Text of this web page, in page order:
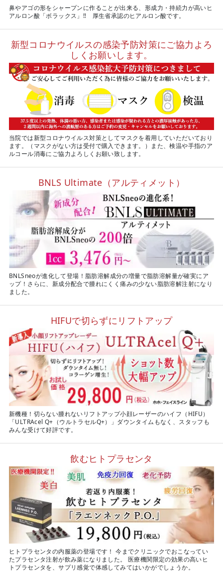
鼻やアゴの形をシャープンに作ることが出来る、形成力・持続力が高いヒ
アルロン酸「ボラックス」‼ 厚生省承認のヒアルロン酸です。
新型コロナウイルスの感染予防対策にご協力よろ
しくお願いします。
当院では新型コロナウイルス対策としてマスクを着用していただいており
ます。（マスクがない方は受付で購入できます。）また、検温や手指のア
ルコール消毒にご協力よろしくお願い致します。
BNLS Ultimate（アルティメット）
BNLSneoが進化して登場！脂肪溶解成分の増量で脂肪溶解量が確実にア
ップ！さらに、新成分配合で腫れにくく痛みの少ない脂肪溶解注射になり
ました。
HIFUで切らずにリフトアップ
新機種！切らない腫れないリフトアップ小顔レーザーのハイフ（HIFU）
「ULTRAcel Q+（ウルトラセルQ+）」ダウンタイムもなく、スタッフも
みんな受けて好評です。
飲むヒトプラセンタ
ヒトプラセンタの内服薬の登場です！ 今までクリニックでおこなってい
たプラセンタ注射が飲み薬になりました。 医療機関限定の効果の高いヒ
トプラセンタを、サプリ感覚で体感してみてはいかがでしょうか。